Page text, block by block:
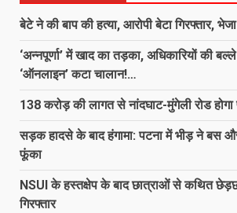
बेटे ने की बाप की हत्या, आरोपी बेटा गिरफ्तार,
‘अन्नपूर्णा’ में खाद का तड़का, अधिकारियों की
‘ऑनलाइन’ कटा चालान!…
138 करोड़ की लागत से नांदघाट-मुंगेली रोड
सड़क हादसे के बाद हंगामा: पटना में भीड़ ने बस
फूंका
NSUI के हस्तक्षेप के बाद छात्राओं से कथित
गिरफ्तार
7
भावभीनी विदाई, निमितेश
एसडीओपी जशपुर का
August 8, 2026
1
बेटे ने की बाप की हत्या,
गिरफ्तार, भेजा जेल
August 8, 2026
‘अन्नपूर्णा’ में खाद का